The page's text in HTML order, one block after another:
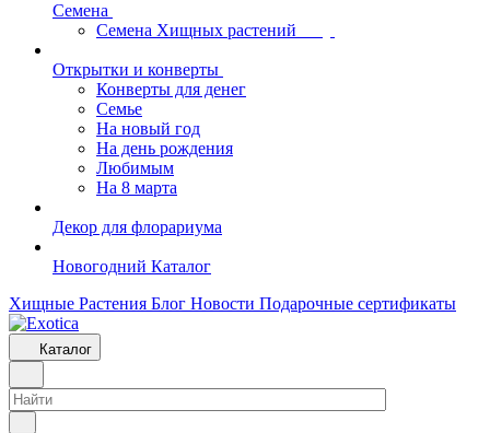
Семена
Семена Хищных растений
Открытки и конверты
Конверты для денег
Семье
На новый год
На день рождения
Любимым
На 8 марта
Декор для флорариума
Новогодний Каталог
Хищные Растения Блог Новости Подарочные сертификаты
Каталог